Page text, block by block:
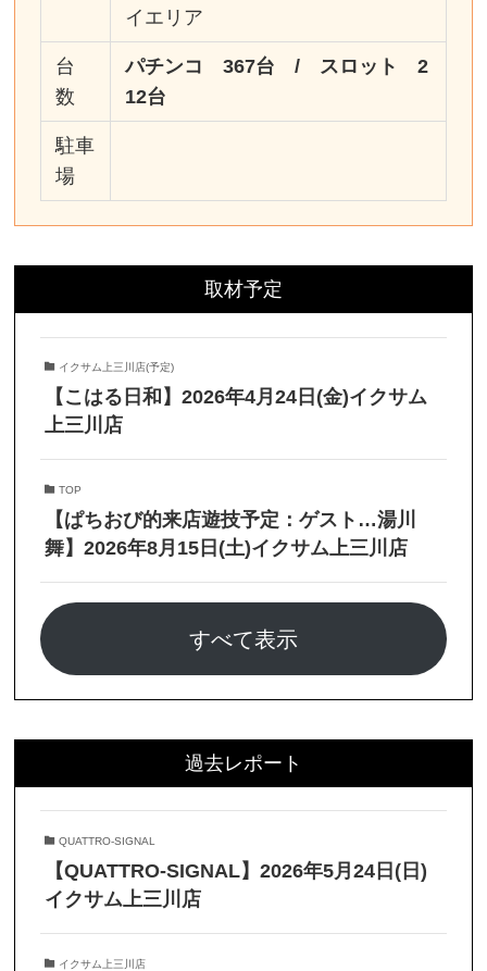
イエリア
台
数
パチンコ 367台 / スロット 2
12台
駐車
場
取材予定
イクサム上三川店(予定)
【こはる日和】2026年4月24日(金)イクサム
上三川店
TOP
【ぱちおび的来店遊技予定：ゲスト…湯川
舞】2026年8月15日(土)イクサム上三川店
すべて表示
過去レポート
QUATTRO-SIGNAL
【QUATTRO-SIGNAL】2026年5月24日(日)
イクサム上三川店
イクサム上三川店